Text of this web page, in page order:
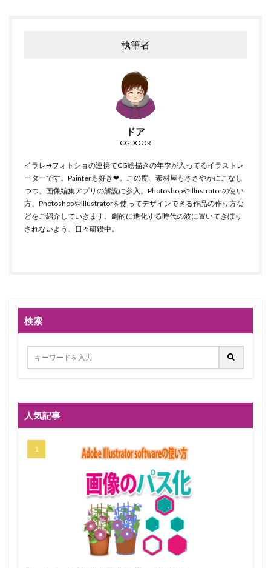
執筆者
ドア
CGDOOR
イラレ➔フォトショの連携でCG絵描きの年季が入ってるイラストレ
ーターです。Painterも好き❤。この度、素材屋もささやかにこなし
つつ、画像編集アプリの解説に参入。PhotoshopやIllustratorの使い
方、PhotoshopやIllustratorを使ってデザインできる作品の作り方な
どをご紹介していきます。劇的に進化する時代の波に置いてきぼり
されないよう、日々研鑽中。
検索
人気記事